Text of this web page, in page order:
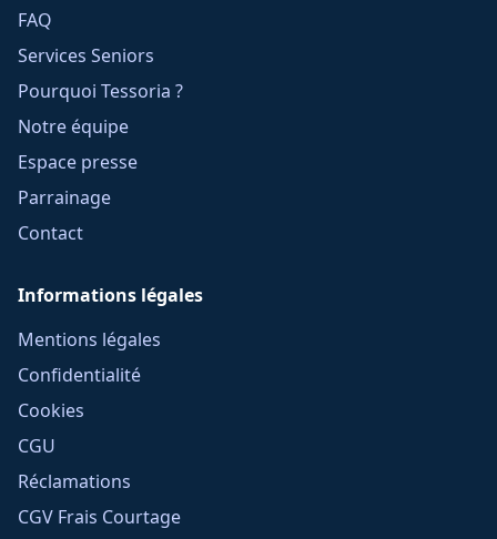
FAQ
Services Seniors
Pourquoi Tessoria ?
Notre équipe
Espace presse
Parrainage
Contact
Informations légales
Mentions légales
Confidentialité
Cookies
CGU
Réclamations
CGV Frais Courtage